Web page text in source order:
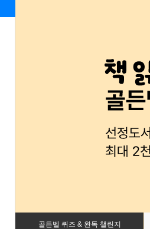
골든벨 퀴즈 & 완독 챌린지